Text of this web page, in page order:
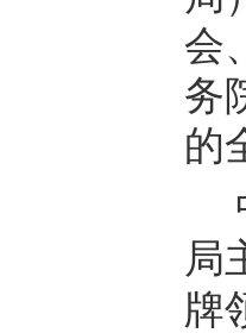
会
务
的
局
牌